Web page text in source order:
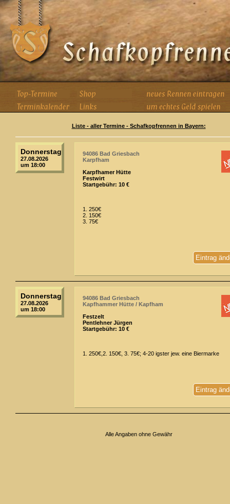
Liste - aller Termine - Schafkopfrennen in Bayern:
Donnerstag
27.08.2026
um 18:00
94086 Bad Griesbach
Karpfham
Karpfhamer Hütte
Festwirt
Startgebühr: 10 €
1. 250€
2. 150€
3. 75€
Eintrag
Donnerstag
27.08.2026
um 18:00
94086 Bad Griesbach
Kapfhammer Hütte / Kapfham
Festzelt
Pentlehner Jürgen
Startgebühr: 10 €
1. 250€,2. 150€, 3. 75€; 4-20 igster jew. eine Biermarke
Eintrag
Alle Angaben ohne Gewähr